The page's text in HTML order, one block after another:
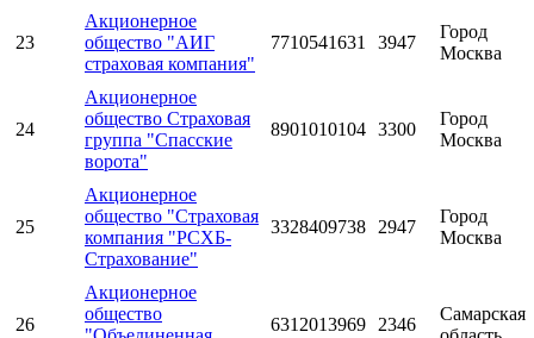
23
Акционерное
общество "АИГ
страховая компания"
7710541631 3947
Город
Москва
24
Акционерное
общество Страховая
группа "Спасские
ворота"
8901010104 3300
Город
Москва
25
Акционерное
общество "Страховая
компания "РСХБ-
Страхование"
3328409738 2947
Город
Москва
26
Акционерное
общество
6312013969 2346
Самарская